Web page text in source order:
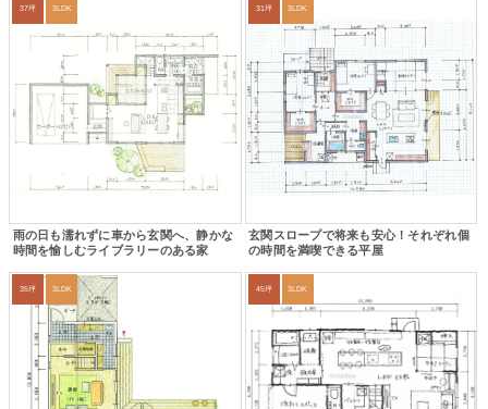
37坪 3LDK
雨の日も濡れずに車から玄関へ、静かな
時間を愉しむライブラリーのある家
31坪 3LDK
玄関スロープで将来も安心！それぞれ個
の時間を満喫できる平屋
35坪 3LDK 45坪 3LDK